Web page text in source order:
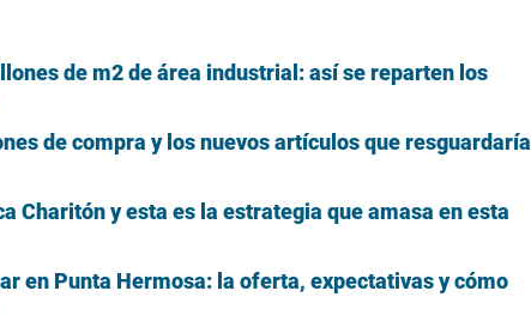
de m2 de área industrial: así se reparten los
de compra y los nuevos artículos que resguardaría
Charitón y esta es la estrategia que amasa en esta
en Punta Hermosa: la oferta, expectativas y cómo